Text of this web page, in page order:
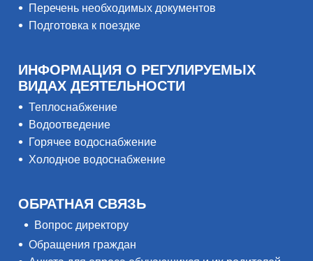
Перечень необходимых документов
Подготовка к поездке
ИНФОРМАЦИЯ О РЕГУЛИРУЕМЫХ
ВИДАХ ДЕЯТЕЛЬНОСТИ
Теплоснабжение
Водоотведение
Горячее водоснабжение
Холодное водоснабжение
ОБРАТНАЯ СВЯЗЬ
Вопрос директору
Обращения граждан